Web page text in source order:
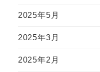
2025年5月
2025年3月
2025年2月